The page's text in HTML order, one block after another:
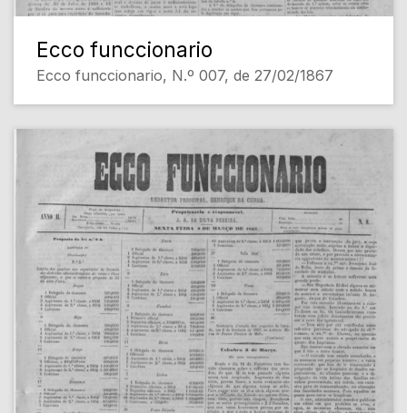
Ecco funccionario
Ecco funccionario, N.º 007, de 27/02/1867